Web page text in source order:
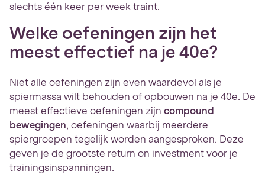
slechts één keer per week traint.
Welke oefeningen zijn het
meest effectief na je 40e?
Niet alle oefeningen zijn even waardevol als je
spiermassa wilt behouden of opbouwen na je 40e. De
meest effectieve oefeningen zijn compound
bewegingen, oefeningen waarbij meerdere
spiergroepen tegelijk worden aangesproken. Deze
geven je de grootste return on investment voor je
trainingsinspanningen.